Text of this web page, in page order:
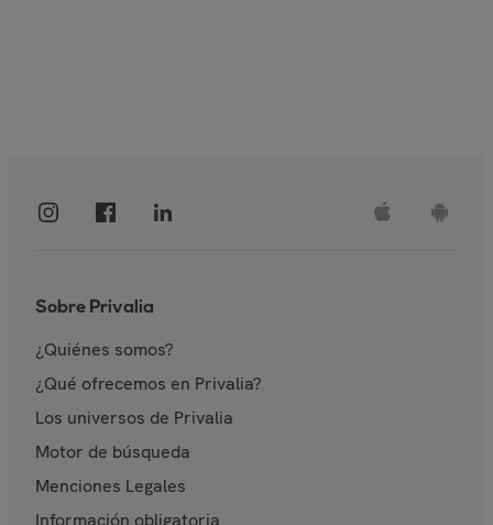
Sobre Privalia
¿Quiénes somos?
¿Qué ofrecemos en Privalia?
Los universos de Privalia
Motor de búsqueda
Menciones Legales
Información obligatoria